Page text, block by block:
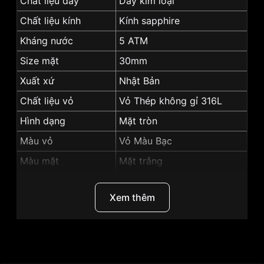
Chất liệu kính
Kính sapphire
Kháng nước
5 ATM
Size mặt
30mm
Xuất xứ
Nhật Bản
Chất liệu vỏ
Vỏ Thép không gỉ 316L
Hình dạng
Mặt tròn
Màu vỏ
Vỏ Màu Bạc
Màu mặt
Mặt trắng
Lịch ngày, Giờ, phút, giây
Những sản phẩm tương tự"SRWatch 30mm Nữ
Xem thêm